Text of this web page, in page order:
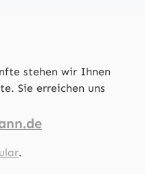
stehen wir Ihnen
Sie erreichen uns
.